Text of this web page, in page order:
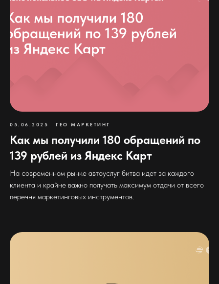
05.06.2025 ГЕО МАРКЕТИНГ
Как мы получили 180 обращений по
139 рублей из Яндекс Карт
На современном рынке автоуслуг битва идет за каждого
клиента и крайне важно получать максимум отдачи от всего
перечня маркетинговых инструментов.